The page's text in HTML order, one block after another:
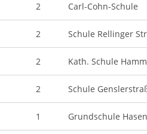
2 Carl-Cohn-Schule
2 Schule Rellinger
2 Kath. Schule
2 Schule
1 Grundschule